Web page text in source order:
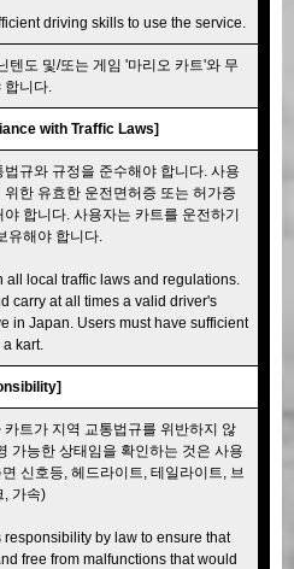
driving skills to use the service.
텐도 및/또는 게임 '마리오 카트'와 무
니다.
with Traffic Laws]
규와 규정을 준수해야 합니다. 사용
한 유효한 운전면허증 또는 허가증
합니다. 사용자는 카트를 운전하기
유해야 합니다.
all local traffic laws and regulations.
carry at all times a valid driver's
in Japan. Users must have sufficient
kart.
트가 지역 교통법규를 위반하지 않
가능한 상태임을 확인하는 것은 사용
신호등, 헤드라이트, 테일라이트, 브
, 가속)
responsibility by law to ensure that
free from malfunctions that would